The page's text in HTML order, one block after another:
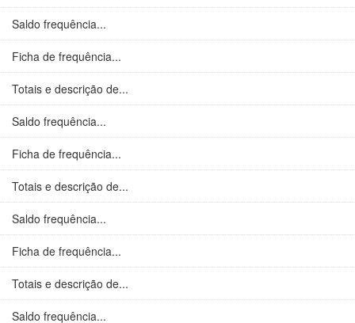
Saldo frequência...
Ficha de frequência...
Totais e descrição de...
Saldo frequência...
Ficha de frequência...
Totais e descrição de...
Saldo frequência...
Ficha de frequência...
Totais e descrição de...
Saldo frequência...